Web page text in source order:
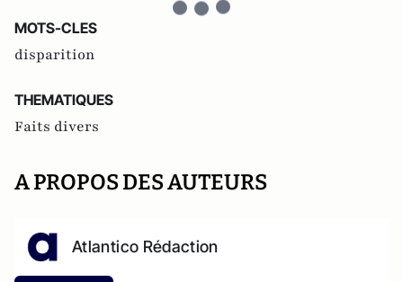
MOTS-CLES
disparition
THEMATIQUES
Faits divers
A PROPOS DES AUTEURS
Atlantico Rédaction